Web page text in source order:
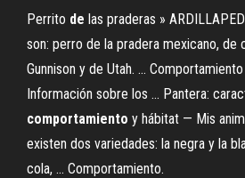
Perrito de las praderas »
son: perro de la pradera mexicano, de
Gunnison y de Utah. ...
Información sobre los ... Pantera:
comportamiento y hábitat — Mis
existen dos variedades: la negra y la
cola, ... Comportamiento.